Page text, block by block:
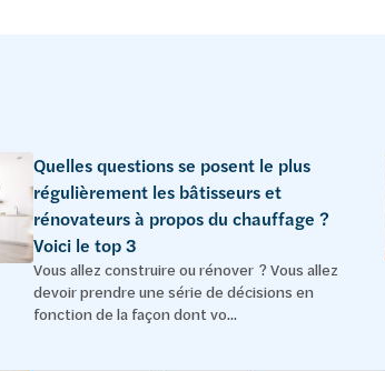
Quelles questions se posent le plus
régulièrement les bâtisseurs et
rénovateurs à propos du chauffage ?
Voici le top 3
Vous allez construire ou rénover ? Vous allez
devoir prendre une série de décisions en
fonction de la façon dont vo...